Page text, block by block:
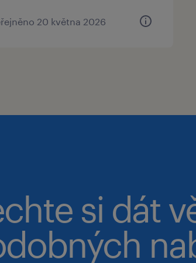
20 května 2026
si dát